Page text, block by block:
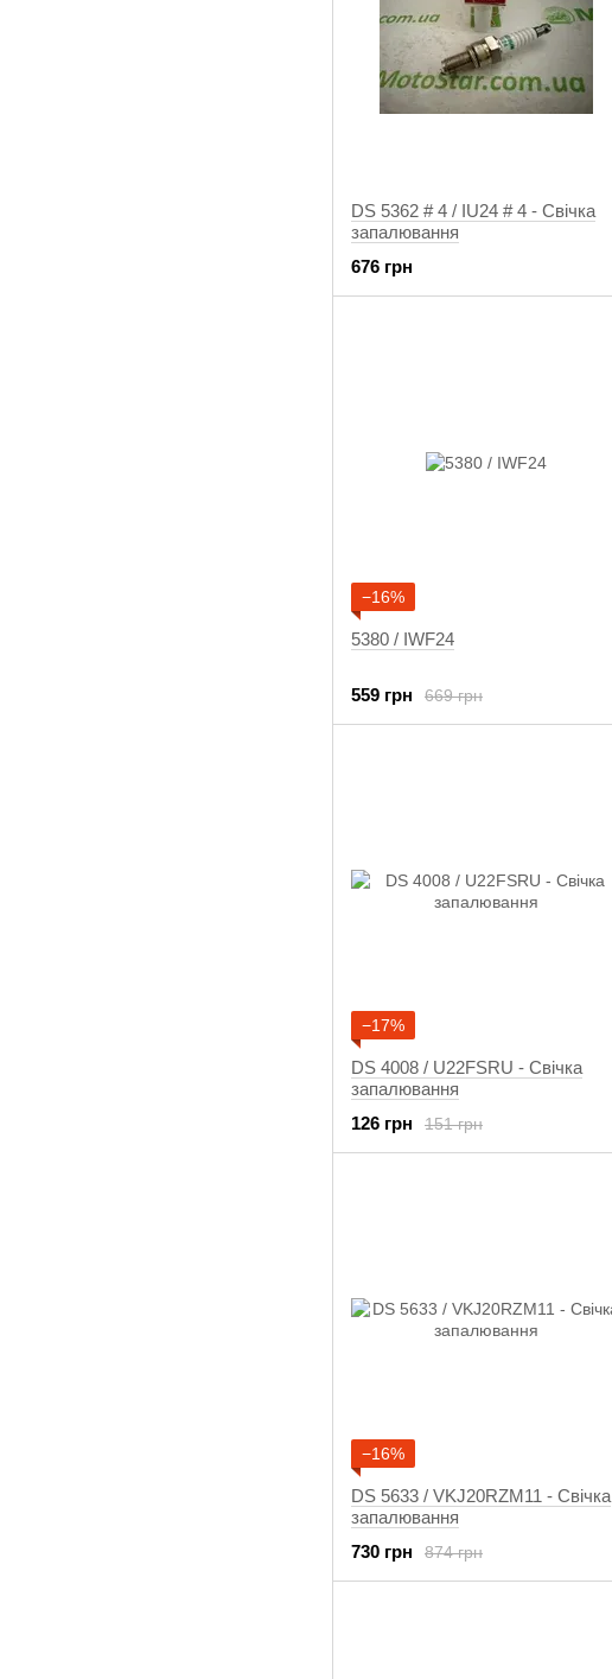
DS 5362 # 4 / IU24 # 4 - Свічка
запалювання
676 грн
−16%
5380 / IWF24
669 грн
559 грн
−17%
DS 4008 / U22FSRU - Свічка
запалювання
151 грн
126 грн
−16%
DS 5633 / VKJ20RZM11 - Свічка
запалювання
874 грн
730 грн